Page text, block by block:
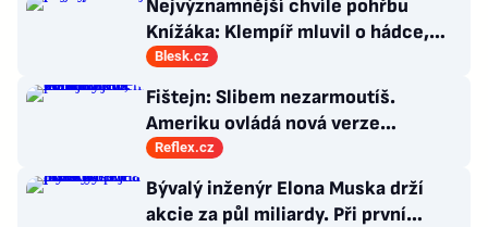
Nejvýznamnější chvíle pohřbu
Knížáka: Klempíř mluvil o hádce,
Klaus vzýval rebelství a přišla i Sára
Saudková
Blesk.cz
Fištejn: Slibem nezarmoutíš.
Ameriku ovládá nová verze
komunismu, která chce měnit
zajeté pořádky
Reflex.cz
Bývalý inženýr Elona Muska drží
akcie za půl miliardy. Při první